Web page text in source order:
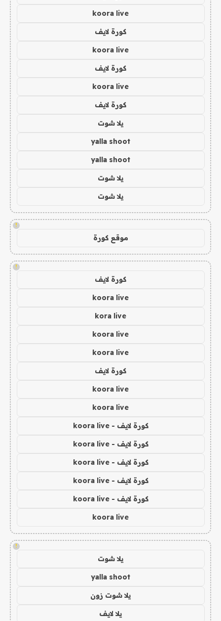
koora live
كورة لايف
koora live
كورة لايف
koora live
كورة لايف
يلا شوت
yalla shoot
yalla shoot
يلا شوت
يلا شوت
!
موقع كورة
!
كورة لايف
koora live
kora live
koora live
koora live
كورة لايف
koora live
koora live
كورة لايف - koora live
كورة لايف - koora live
كورة لايف - koora live
كورة لايف - koora live
كورة لايف - koora live
koora live
!
يلا شوت
yalla shoot
يلا شوت زون
يلا لايف